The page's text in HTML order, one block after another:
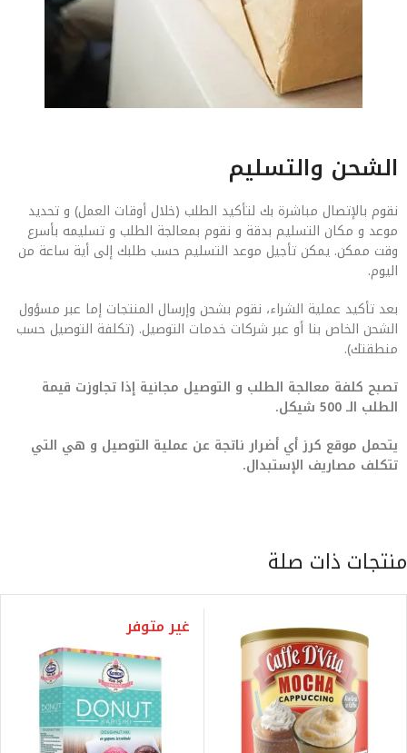
الشحن والتسليم
نقوم بالإتصال مباشرة بك لتأكيد الطلب (خلال أوقات العمل) و تحديد
موعد و مكان التسليم بدقة و نقوم بمعالجة الطلب و تسليمه بأسرع
وقت ممكن. يمكن تأجيل موعد التسليم حسب طلبك إلى أية ساعة من
اليوم.
بعد تأكيد عملية الشراء، نقوم بشحن وإرسال المنتجات إما عبر مسؤول
الشحن الخاص بنا أو عبر شركات خدمات التوصيل. (تكلفة التوصيل حسب
منطقتك).
تصبح كلفة معالجة الطلب و التوصيل مجانية إذا تجاوزت قيمة
الطلب الـ 500 شيكل.
يتحمل موقع كرز أي أضرار ناتجة عن عملية التوصيل و هي التي
تتكلف مصاريف الإستبدال.
منتجات ذات صلة
غير متوفر